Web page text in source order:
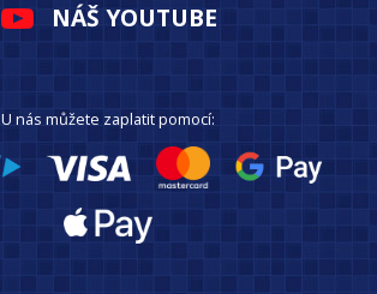
NÁŠ YOUTUBE
U nás můžete zaplatit pomocí: